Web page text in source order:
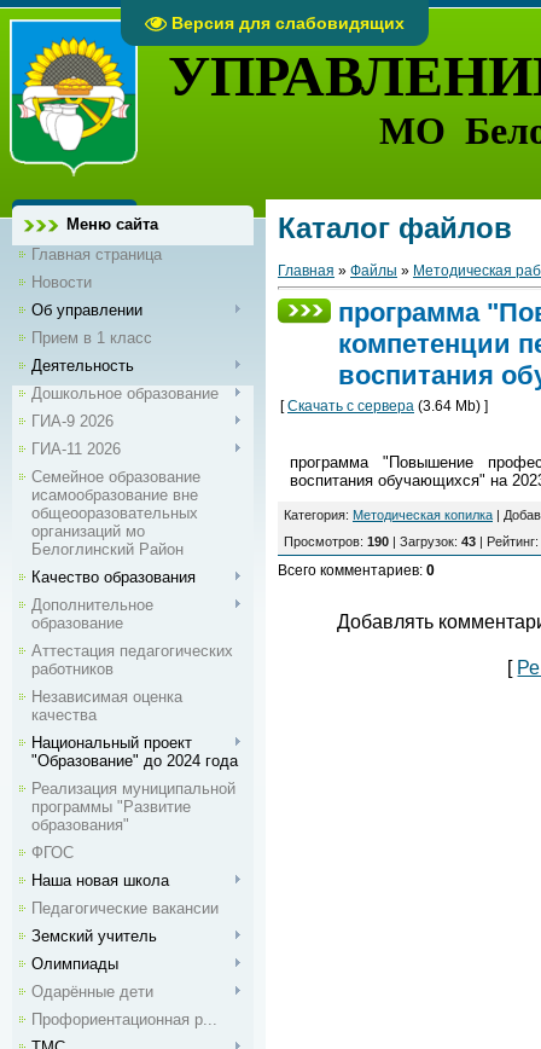
Версия для слабовидящих
МО
Меню сайта
Главная страница
Новости
Об управлении
Прием в 1 класс
Деятельность
Дошкольное образование
ГИА-9 2026
ГИА-11 2026
Семейное образование
исамообразование вне
общеооразовательных
организаций мо
Белоглинский Район
Качество образования
Дополнительное
образование
Аттестация педагогических
работников
Независимая оценка
качества
Национальный проект
"Образование" до 2024 года
Реализация муниципальной
программы "Развитие
образования"
ФГОС
Наша новая школа
Педагогические вакансии
Земский учитель
Олимпиады
Одарённые дети
Профориентационная р...
Каталог файлов
Главная » Файлы » Методическая
программа
компетенции
воспитания
[Скачать с сервера (3.64 Mb) ]
программа "Повышение
воспитания обучающихся" на
Категория: Методическая копилка
Просмотров: 190 Загрузок: 43 Рейтинг:
Всего комментариев: 0
Добавлять
[